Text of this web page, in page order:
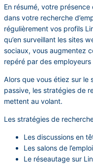
En résumé, votre
dans votre recherche
régulièrement vos profils
qu’en surveillant les sites
sociaux, vous augmentez
repéré par des
Alors que vous étiez sur le
passive, les stratégies de
mettent au volant.
Les stratégies de
Les discussions en
Les salons de l’emploi
Le réseautage sur